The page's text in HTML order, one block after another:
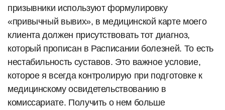
призывники используют формулировку
«привычный вывих», в медицинской карте моего
клиента должен присутствовать тот диагноз,
который прописан в Расписании болезней. То есть
нестабильность суставов. Это важное условие,
которое я всегда контролирую при подготовке к
медицинскому освидетельствованию в
комиссариате. Получить о нем больше